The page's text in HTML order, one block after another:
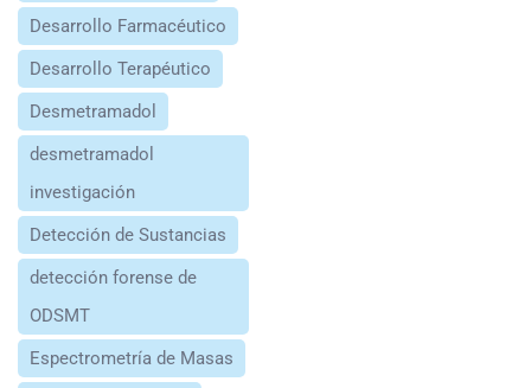
Desarrollo Farmacéutico
Desarrollo Terapéutico
Desmetramadol
desmetramadol
investigación
Detección de Sustancias
detección forense de
ODSMT
Espectrometría de Masas